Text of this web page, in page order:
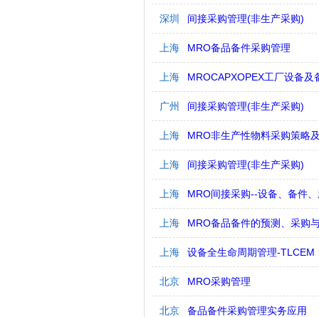
深圳 间接采购管理(非生产采购)
上海 MRO备品备件采购管理
上海 MROCAPXOPEX工厂设备及
广州 间接采购管理(非生产采购)
上海 MRO非生产性物料采购策略
上海 间接采购管理(非生产采购)
上海 MRO间接采购--设备、备件
上海 MRO备品备件的预测、采购
上海 设备全生命周期管理-TLCEM
北京 MRO采购管理
北京 备品备件采购管理实务应用